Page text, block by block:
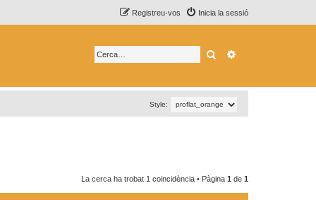
Inicia la sessió
Registreu-vos
Cerca
Style:
La cerca ha trobat 1 coincidència • Pàgina 1 de 1